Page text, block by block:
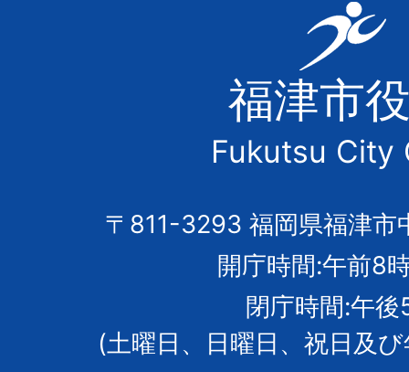
福
津
市
の
市
章
福津市
Fukutsu City
〒811-3293 福岡県福津市
開庁時間:午前8
閉庁時間:午後
(土曜日、日曜日、祝日及